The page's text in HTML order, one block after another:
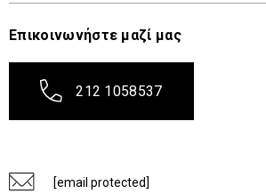
Επικοινωνήστε μαζί μας
212 1058537
[email protected]